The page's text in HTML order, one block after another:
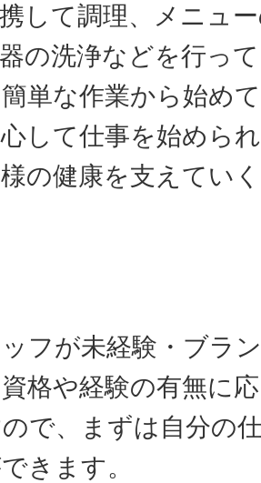
して調理、メニュ
の洗浄などを行っ
単な作業から始め
して仕事を始めら
の健康を支えてい
フが未経験・ブラ
格や経験の有無に
で、まずは自分の
きます。